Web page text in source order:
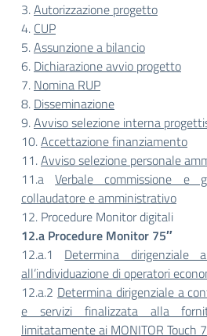
3.Autorizzazione progetto
4. CUP
5.Assunzione a bilancio
6. Dichiarazione avvio progetto
7. Nomina RUP
8. Disseminazione
9.Avviso selezione interna
10.Accettazione finanziamento
11.Avviso selezione personale
11.aVerbale commissione e
collaudatore e amministrativo
12. Procedure Monitor digitali
12.a Procedure Monitor 75″
12.a.1 Determina dirigenziale
all’individuazione di operatori
12.a.2 Determina dirigenziale a
e servizi finalizzata alla
limitatamente ai MONITOR Touch